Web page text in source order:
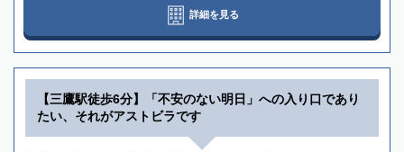
詳細を見る
【三鷹駅徒歩6分】「不安のない明日」への入り口であり
たい、それがアストビラです